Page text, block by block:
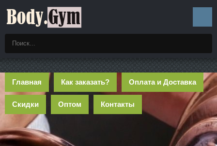
Главная Как заказать? Оплата и Доставка
Скидки Оптом Контакты